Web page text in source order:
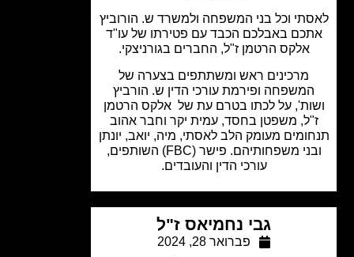
וכל בני המשפחה ולמשרד ש. הורוביץ
באבלכם הכבד עם פטירתו של עו"ד
אלקס הרטמן ז"ל, החברים בגורניצקי.
מרכינים ראש ומשתתפים בצערה של
ופירמת עורכי הדין ש. הורביץ
על לכתו בטרם עת של אלקס הרטמן
משפטן בחסד, עמית יקר וחבר אהוב
מעומק הלב לאסתי, מיה, יואב, יונתן
ובני משפחותיהם. פישר (FBC) השותפים,
עורכי הדין והעובדים.
גבי נחמיאס ז"ל
פברואר 28, 2024